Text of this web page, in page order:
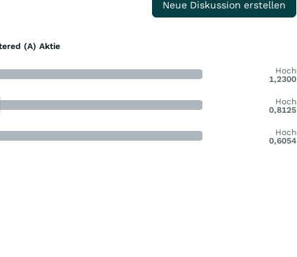
Neue Diskussion erstellen
(A) Aktie
Hoch
1,2300
Hoch
0,8125
Hoch
0,6054